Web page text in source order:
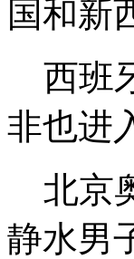
国和新
西班
非也进
北京
静水男